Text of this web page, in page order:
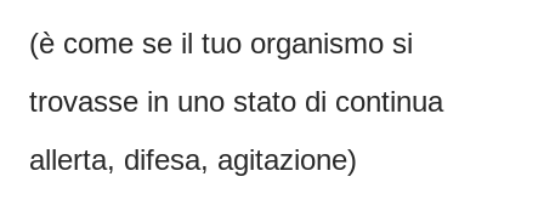
(è come se il tuo organismo si
trovasse in uno stato di continua
allerta, difesa, agitazione)